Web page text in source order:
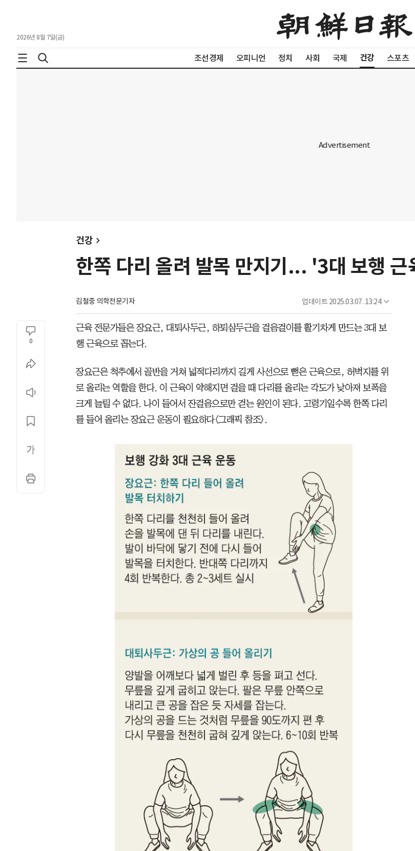
2026년 8월 7일(금)
조선경제 오피니언 정치 사회 국제 건강 스포츠
건강
한쪽 다리 올려 발목 만지기... '3대 보행
김철중 의학전문기자 업데이트 2025.03.07. 13:24
0
근육 전문가들은 장요근, 대퇴사두근, 하퇴삼두근을 걸음걸이를 활기차게 만드는 3대 보
행 근육으로 꼽는다.
장요근은 척추에서 골반을 거쳐 넓적다리까지 길게 사선으로 뻗은 근육으로, 허벅지를 위
로 올리는 역할을 한다. 이 근육이 약해지면 걸을 때 다리를 올리는 각도가 낮아져 보폭을
크게 늘릴 수 없다. 나이 들어서 잔걸음으로만 걷는 원인이 된다. 고령기일수록 한쪽 다리
를 들어 올리는 장요근 운동이 필요하다<그래픽 참조>.